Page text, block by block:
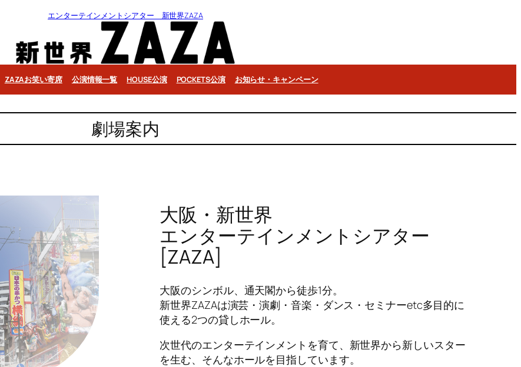
エンターテインメントシアター 新世界ZAZA
ZAZAお笑い寄席 公演情報一覧 HOUSE公演 POCKETS公演 お知らせ・キャンペーン
劇場案内
大阪・新世界
エンターテインメントシアター
[ZAZA]
大阪のシンボル、通天閣から徒歩1分。
新世界ZAZAは演芸・演劇・音楽・ダンス・セミナーetc多目的に
使える2つの貸しホール。
次世代のエンターテインメントを育て、新世界から新しいスター
を生む、そんなホールを目指しています。